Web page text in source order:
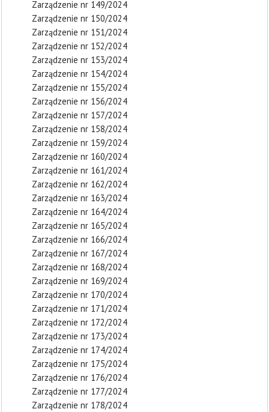
Zarządzenie nr 149/2024
Zarządzenie nr 150/2024
Zarządzenie nr 151/2024
Zarządzenie nr 152/2024
Zarządzenie nr 153/2024
Zarządzenie nr 154/2024
Zarządzenie nr 155/2024
Zarządzenie nr 156/2024
Zarządzenie nr 157/2024
Zarządzenie nr 158/2024
Zarządzenie nr 159/2024
Zarządzenie nr 160/2024
Zarządzenie nr 161/2024
Zarządzenie nr 162/2024
Zarządzenie nr 163/2024
Zarządzenie nr 164/2024
Zarządzenie nr 165/2024
Zarządzenie nr 166/2024
Zarządzenie nr 167/2024
Zarządzenie nr 168/2024
Zarządzenie nr 169/2024
Zarządzenie nr 170/2024
Zarządzenie nr 171/2024
Zarządzenie nr 172/2024
Zarządzenie nr 173/2024
Zarządzenie nr 174/2024
Zarządzenie nr 175/2024
Zarządzenie nr 176/2024
Zarządzenie nr 177/2024
Zarządzenie nr 178/2024